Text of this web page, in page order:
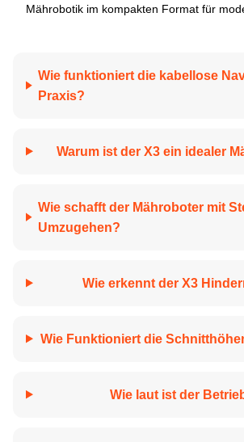
Mährobotik im kompakten Format für
Wie funktioniert die kabellose
Praxis?
Warum ist der X3 ein idealer
Wie schafft der Mähroboter mit
Umzugehen?
Wie erkennt der X3
Wie Funktioniert die
Wie laut ist der